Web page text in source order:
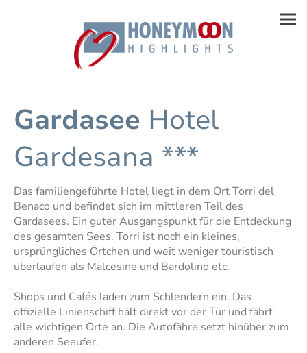
Gardasee Hotel
Gardesana ***
Das familiengeführte Hotel liegt in dem Ort Torri del
Benaco und befindet sich im mittleren Teil des
Gardasees. Ein guter Ausgangspunkt für die Entdeckung
des gesamten Sees. Torri ist noch ein kleines,
ursprüngliches Örtchen und weit weniger touristisch
überlaufen als Malcesine und Bardolino etc.
Shops und Cafés laden zum Schlendern ein. Das
offizielle Linienschiff hält direkt vor der Tür und fährt
alle wichtigen Orte an. Die Autofähre setzt hinüber zum
anderen Seeufer.